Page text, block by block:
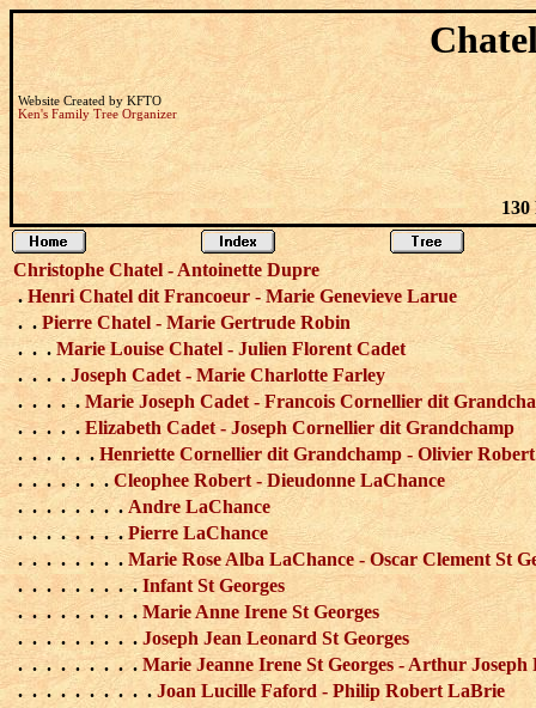
Website Created by KFTO
Ken's Family Tree Organizer
Christophe Chatel - Antoinette Dupre
.Henri Chatel dit Francoeur - Marie Genevieve Larue
. . Pierre Chatel - Marie Gertrude Robin
. . . Marie Louise Chatel - Julien Florent Cadet
. . . . Joseph Cadet - Marie Charlotte Farley
. . . . . Marie Joseph Cadet - Francois Cornellier dit
. . . . . Elizabeth Cadet - Joseph Cornellier dit Grandchamp
. . . . . . Henriette Cornellier dit Grandchamp - Olivier Robert
. . . . . . . Cleophee Robert - Dieudonne LaChance
. . . . . . . . Andre LaChance
. . . . . . . .Pierre LaChance
. . . . . . . . Marie Rose Alba LaChance - Oscar Clement St
. . . . . . . . .Infant St Georges
. . . . . . . . . Marie Anne Irene St Georges
. . . . . . . . . Joseph Jean Leonard St Georges
. . . . . . . . . Marie Jeanne Irene St Georges - Arthur Joseph
. . . . . . . . . . Joan Lucille Faford - Philip Robert LaBrie